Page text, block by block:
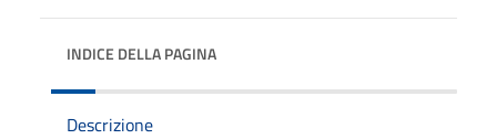
INDICE DELLA PAGINA
Descrizione